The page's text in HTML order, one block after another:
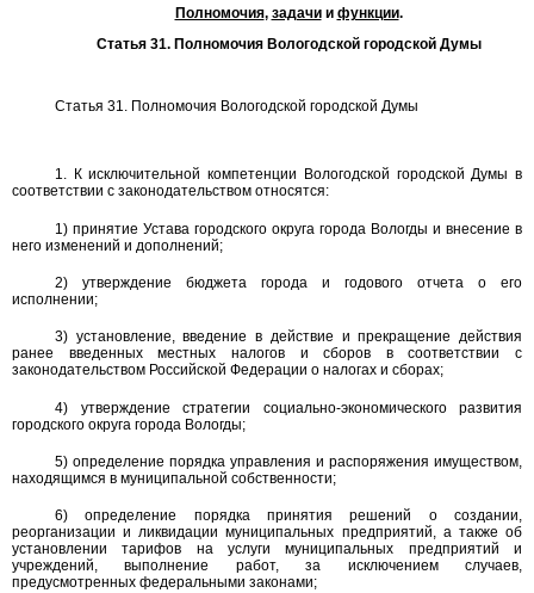
Полномочия, задачии функции.
Статья 31. Полномочия Вологодской городской Думы
Статья 31. Полномочия Вологодской городской Думы
1. К исключительной компетенции Вологодской городской Думы в
соответствии с законодательством относятся:
1) принятие Устава городского округа города Вологды и внесение в
него изменений и дополнений;
2) утверждение бюджета города и годового отчета о его
исполнении;
3) установление, введение в действие и прекращение действия
ранее введенных местных налогов и сборов в соответствии с
законодательством Российской Федерации о налогах и сборах;
4) утверждение стратегии социально-экономического развития
городского округа города Вологды;
5) определение порядка управления и распоряжения имуществом,
находящимся в муниципальной собственности;
6) определение порядка принятия решений о создании,
реорганизации и ликвидации муниципальных предприятий, а также об
установлении тарифов на услуги муниципальных предприятий и
учреждений, выполнение работ, за исключением случаев,
предусмотренных федеральными законами;